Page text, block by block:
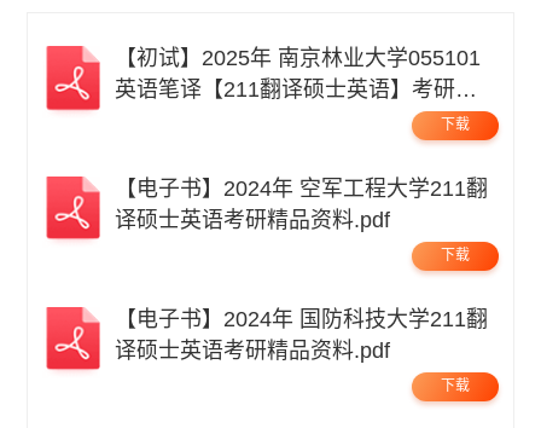
【初试】2025年 南京林业大学055101
英语笔译【211翻译硕士英语】考研精
下载
【电子书】2024年 空军工程大学211翻
译硕士英语考研精品资料.pdf
下载
【电子书】2024年 国防科技大学211翻
译硕士英语考研精品资料.pdf
下载